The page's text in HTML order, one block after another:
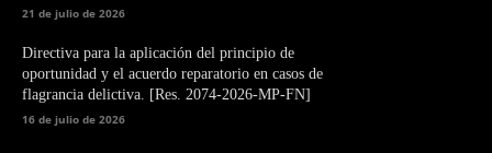
21 de julio de 2026
Directiva para la aplicación del principio de
oportunidad y el acuerdo reparatorio en casos de
flagrancia delictiva. [Res. 2074-2026-MP-FN]
16 de julio de 2026